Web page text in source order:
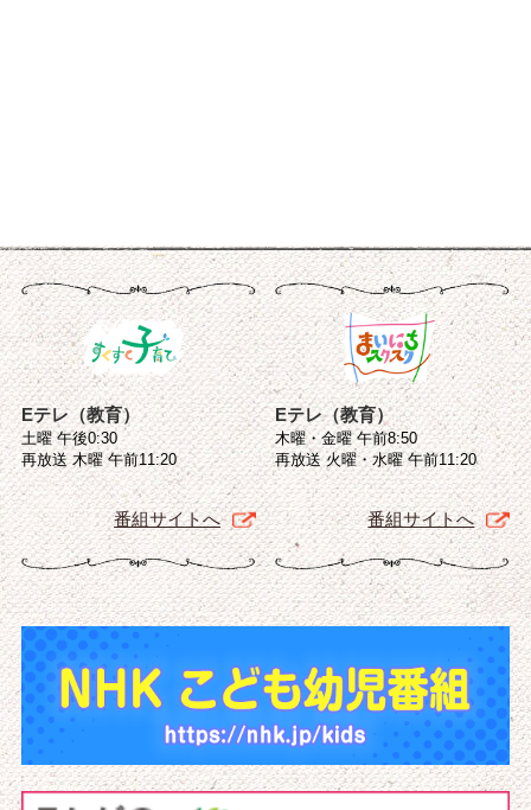
Eテレ（教育）
土曜 午後0:30
再放送 木曜 午前11:20
番組サイトへ
Eテレ（教育）
木曜・金曜 午前8:50
再放送 火曜・水曜 午前11:20
番組サイトへ